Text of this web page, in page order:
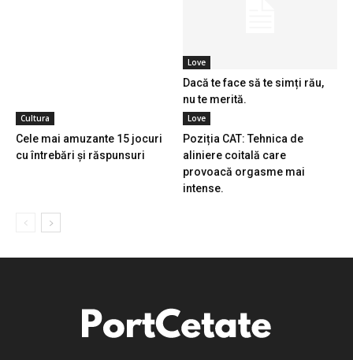
Love
Dacă te face să te simți rău,
nu te merită.
Cultura
Cele mai amuzante 15 jocuri
cu întrebări și răspunsuri
Love
Poziția CAT: Tehnica de
aliniere coitală care
provoacă orgasme mai
intense.